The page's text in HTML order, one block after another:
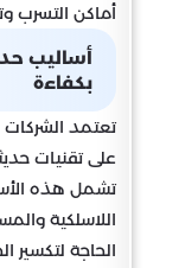
أماكن التسرب
أساليب
بكفاءة
تعتمد
على تقنيات
تشمل هذه
اللاسلكية
الحاجة لتكسير